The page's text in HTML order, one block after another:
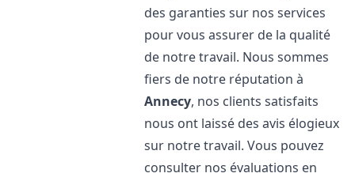
des garanties sur nos services
pour vous assurer de la qualité
de notre travail. Nous sommes
fiers de notre réputation à
Annecy, nos clients satisfaits
nous ont laissé des avis élogieux
sur notre travail. Vous pouvez
consulter nos évaluations en